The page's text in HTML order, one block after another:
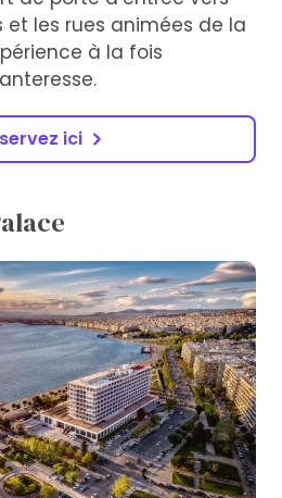
et les rues animées de la
à la fois
ici